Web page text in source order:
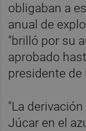
obligaban a
anual de
"brilló por su
aprobado
presidente de
"La
Júcar en el